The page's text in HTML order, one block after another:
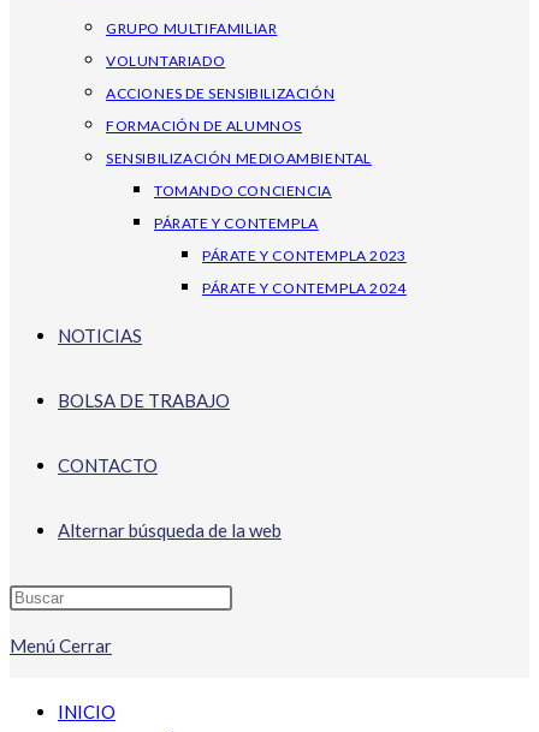
GRUPO MULTIFAMILIAR
VOLUNTARIADO
ACCIONES DE SENSIBILIZACIÓN
FORMACIÓN DE ALUMNOS
SENSIBILIZACIÓN MEDIOAMBIENTAL
TOMANDO CONCIENCIA
PÁRATE Y CONTEMPLA
PÁRATE Y CONTEMPLA 2023
PÁRATE Y CONTEMPLA 2024
NOTICIAS
BOLSA DE TRABAJO
CONTACTO
Alternar búsqueda de la web
Menú Cerrar
INICIO